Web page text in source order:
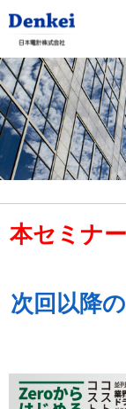
ニュースリリース
企業情報
投資家情報
Global Home
本セミナ
次回以降